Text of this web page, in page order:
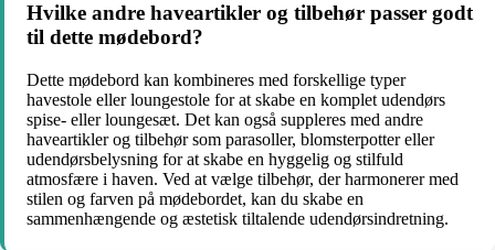
Hvilke andre haveartikler og tilbehør passer godt
til dette mødebord?
Dette mødebord kan kombineres med forskellige typer
havestole eller loungestole for at skabe en komplet udendørs
spise- eller loungesæt. Det kan også suppleres med andre
haveartikler og tilbehør som parasoller, blomsterpotter eller
udendørsbelysning for at skabe en hyggelig og stilfuld
atmosfære i haven. Ved at vælge tilbehør, der harmonerer med
stilen og farven på mødebordet, kan du skabe en
sammenhængende og æstetisk tiltalende udendørsindretning.